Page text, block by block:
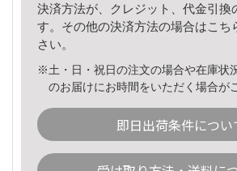
決済方法が、クレジット、代金引換
す。その他の決済方法の場合はこち
さい。
※土・日・祝日の注文の場合や在庫状
のお届けにお時間をいただく場合が
即日出荷条件につい